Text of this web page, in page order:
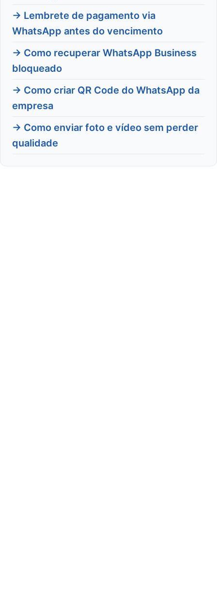
→ Lembrete de pagamento via
WhatsApp antes do vencimento
→ Como recuperar WhatsApp Business
bloqueado
→ Como criar QR Code do WhatsApp da
empresa
→ Como enviar foto e vídeo sem perder
qualidade